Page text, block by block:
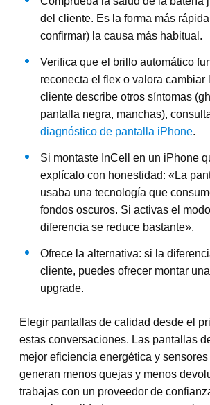
del cliente. Es la forma más
confirmar) la causa más habitual.
Verifica que el brillo automático
reconecta el flex o valora cambiar
cliente describe otros síntomas
pantalla negra, manchas),
diagnóstico de pantalla iPhone.
Si montaste InCell en un iPhone
explícalo con honestidad: «La
usaba una tecnología que
fondos oscuros. Si activas el
diferencia se reduce bastante».
Ofrece la alternativa: si la
cliente, puedes ofrecer montar
upgrade.
Elegir pantallas de calidad desde el
estas conversaciones. Las pantallas
mejor eficiencia energética y
generan menos quejas y menos
trabajas con un proveedor de